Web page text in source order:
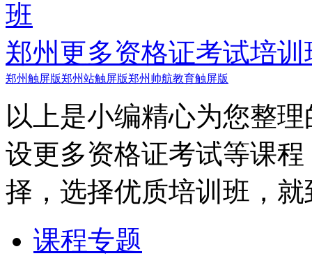
班
郑州更多资格证考试培训
郑州触屏版郑州站触屏版郑州帅航教育触屏版
以上是小编精心为您整
设更多资格证考试等课
择，选择优质培训班，
课程专题